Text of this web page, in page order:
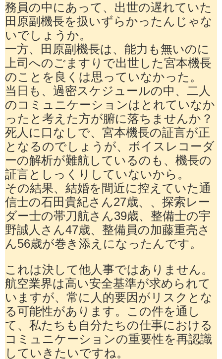
務員の中にあって、出世の遅れていた
田原副機長を扱いずらかったんじゃな
いでしょうか。
一方、田原副機長は、能力も無いのに
上司へのごますりで出世した宮本機長
のことを良くは思っていなかった。
当日も、過密スケジュールの中、二人
のコミュニケーションはとれていなか
ったと考えた方が腑に落ちませんか？
死人に口なしで、宮本機長の証言が正
となるのでしょうが、ボイスレコーダ
ーの解析が難航しているのも、機長の
証言としっくりしていないから。
その結果、結婚を間近に控えていた通
信士の石田貴紀さん27歳、、探索レー
ダー士の帯刀航さん39歳、整備士の宇
野誠人さん47歳、整備員の加藤重亮さ
ん56歳が巻き添えになったんです。
これは決して他人事ではありません。
航空業界は高い安全基準が求められて
いますが、常に人的要因がリスクとな
る可能性があります。この件を通し
て、私たちも自分たちの仕事における
コミュニケーションの重要性を再認識
していきたいですね。